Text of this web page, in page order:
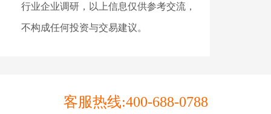
行业企业调研，以上信息仅供参考交流，
不构成任何投资与交易建议。
客服热线:400-688-0788